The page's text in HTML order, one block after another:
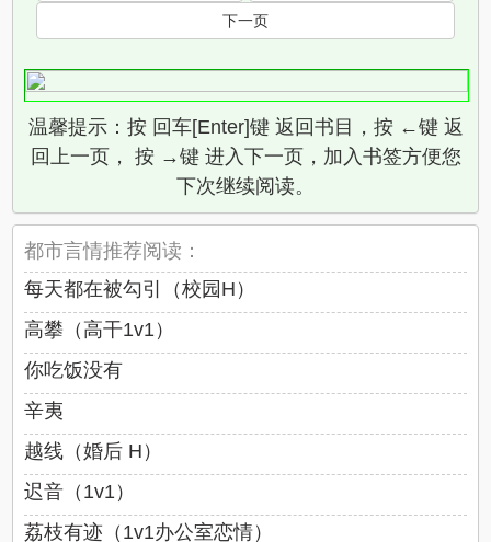
下一页
温馨提示：按 回车[Enter]键 返回书目，按 ←键 返
回上一页， 按 →键 进入下一页，加入书签方便您
下次继续阅读。
都市言情推荐阅读：
每天都在被勾引（校园H）
高攀（高干1v1）
你吃饭没有
辛夷
越线（婚后 H）
迟音（1v1）
荔枝有迹（1v1办公室恋情）